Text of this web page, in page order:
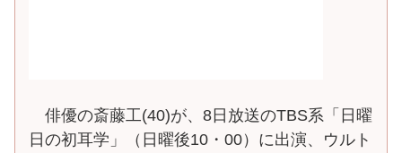
俳優の斎藤工(40)が、8日放送のTBS系「日曜
日の初耳学」（日曜後10・00）に出演、ウルト